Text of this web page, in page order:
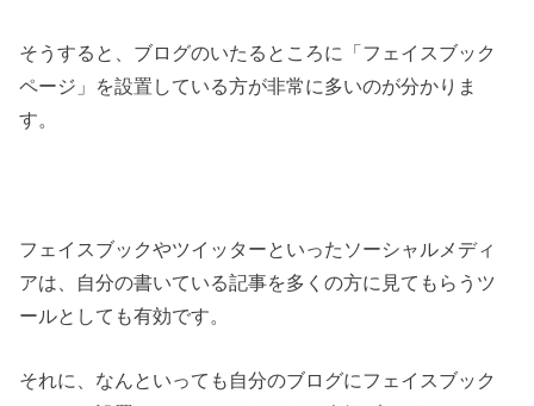
そうすると、ブログのいたるところに「フェイスブック
ページ」を設置している方が非常に多いのが分かりま
す。
フェイスブックやツイッターといったソーシャルメディ
アは、自分の書いている記事を多くの方に見てもらうツ
ールとしても有効です。
それに、なんといっても自分のブログにフェイスブック